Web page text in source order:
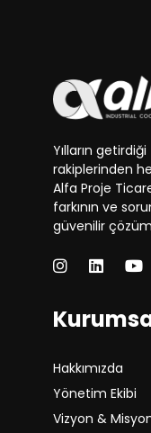
Yılların
rakiplerinden
Alfa Proje
farkının ve
güvenilir
Hakkımızda
Yönetim Ekibi
Vizyon &